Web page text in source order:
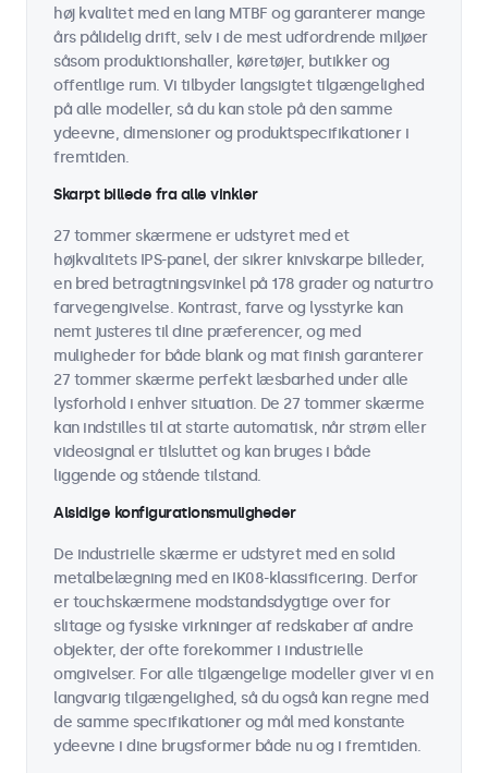
høj kvalitet med en lang MTBF og garanterer mange
års pålidelig drift, selv i de mest udfordrende miljøer
såsom produktionshaller, køretøjer, butikker og
offentlige rum. Vi tilbyder langsigtet tilgængelighed
på alle modeller, så du kan stole på den samme
ydeevne, dimensioner og produktspecifikationer i
fremtiden.
Skarpt billede fra alle vinkler
27 tommer skærmene er udstyret med et
højkvalitets IPS-panel, der sikrer knivskarpe billeder,
en bred betragtningsvinkel på 178 grader og naturtro
farvegengivelse. Kontrast, farve og lysstyrke kan
nemt justeres til dine præferencer, og med
muligheder for både blank og mat finish garanterer
27 tommer skærme perfekt læsbarhed under alle
lysforhold i enhver situation. De 27 tommer skærme
kan indstilles til at starte automatisk, når strøm eller
videosignal er tilsluttet og kan bruges i både
liggende og stående tilstand.
Alsidige konfigurationsmuligheder
De industrielle skærme er udstyret med en solid
metalbelægning med en IK08-klassificering. Derfor
er touchskærmene modstandsdygtige over for
slitage og fysiske virkninger af redskaber af andre
objekter, der ofte forekommer i industrielle
omgivelser. For alle tilgængelige modeller giver vi en
langvarig tilgængelighed, så du også kan regne med
de samme specifikationer og mål med konstante
ydeevne i dine brugsformer både nu og i fremtiden.